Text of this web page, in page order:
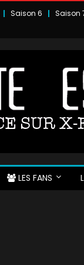
Saison 6 Saison
LES FANS